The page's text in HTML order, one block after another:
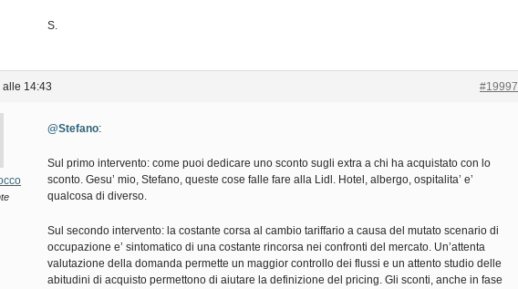
S.
alle 14:43 #19997
@Stefano:
Sul primo intervento: come puoi dedicare uno sconto sugli extra a chi ha acquistato con lo
sconto. Gesu’ mio, Stefano, queste cose falle fare alla Lidl. Hotel, albergo, ospitalita’ e’
qualcosa di diverso.
Sul secondo intervento: la costante corsa al cambio tariffario a causa del mutato scenario di
occupazione e’ sintomatico di una costante rincorsa nei confronti del mercato. Un’attenta
valutazione della domanda permette un maggior controllo dei flussi e un attento studio delle
abitudini di acquisto permettono di aiutare la definizione del pricing. Gli sconti, anche in fase